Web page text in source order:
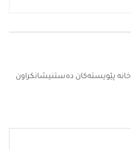
خانە پێویستەکان دەستنیشانکراون